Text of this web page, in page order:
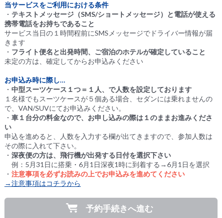
当サービスをご利用における条件
・ テキストメッセージ（SMS/ショートメッセージ）と電話が使える
携帯電話をお持ちであること
サービス当日の１時間程前にSMSメッセージでドライバー情報が届
きます
・ フライト便名と出発時間、ご宿泊のホテルが確定していること
未定の方は、確定してからお申込みください
お申込み時に際し…
・ 中型スーツケース１つ＝１人、で人数を設定しております
１名様でもスーツケースが５個ある場合、セダンには乗れませんの
で、VAN/SUVにてお申込みください。
・ 車１台分の料金なので、お申し込みの際は１のままお進みくださ
い
申込を進めると、人数を入力する欄が出てきますので、参加人数は
その際に入れて下さい。
・ 深夜便の方は、飛行機が出発する日付を選択下さい
例：5月31日に搭乗・6月1日深夜1時に到着する→6月1日を選択
・ 注意事項を必ずお読みの上でお申込みを進めてください
→注意事項はコチラから
予約手続きへ進む